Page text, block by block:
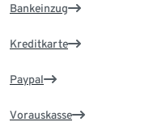
Bankeinzug
Kreditkarte
Paypal
Vorauskasse